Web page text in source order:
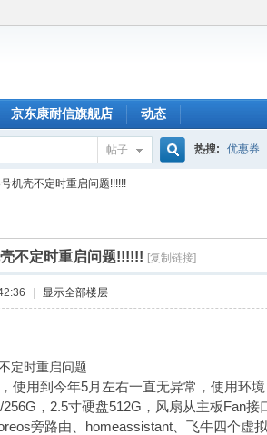
京东康耐信旗舰店 动态
帖子
索
热搜: 优惠券
机壳不定时重启问题!!!!!!
不定时重启问题!!!!!! [复制链接]
显示全部楼层
定时重启问题
使用到今年5月左右一直无异常，使用环境
，2.5寸硬盘512G，风扇从主板Fan
旁路由、homeassistant、飞牛四个虚